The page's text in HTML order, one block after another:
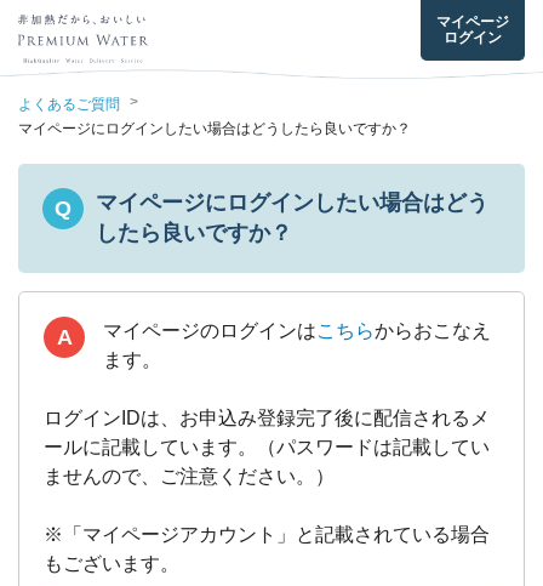
マイページ
ログイン
よくあるご質問
>
マイページにログインしたい場合はどうしたら良いですか？
Q
マイページにログインしたい場合はどう
したら良いですか？
A マイページのログインはこちらからおこなえ
ます。
ログインIDは、お申込み登録完了後に配信されるメ
ールに記載しています。（パスワードは記載してい
ませんので、ご注意ください。）
※「マイページアカウント」と記載されている場合
もございます。